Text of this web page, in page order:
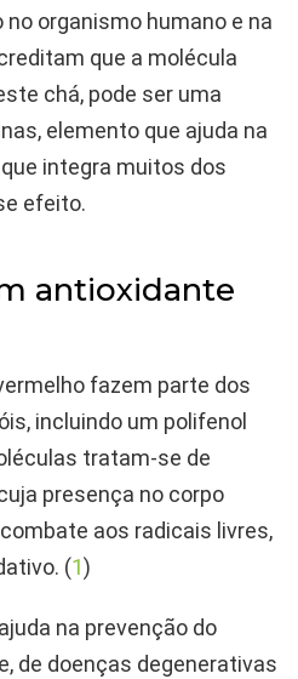
organismo humano e na
que a molécula
chá, pode ser uma
elemento que ajuda na
integra muitos dos
efeito.
antioxidante
fazem parte dos
incluindo um polifenol
tratam-se de
presença no corpo
aos radicais livres,
(1)
na prevenção do
de doenças degenerativas